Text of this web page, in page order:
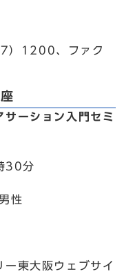
）1200、ファク
サーション入門セミ
30分
性
ー東大阪ウェブサイ